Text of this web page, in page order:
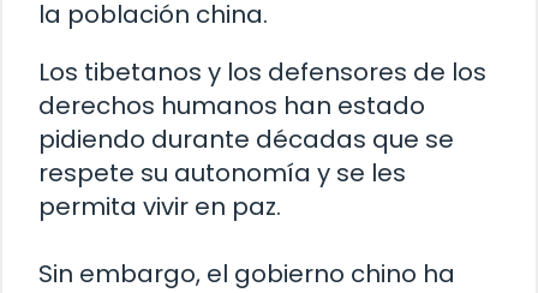
la población china.
Los tibetanos y los defensores de los
derechos humanos han estado
pidiendo durante décadas que se
respete su autonomía y se les
permita vivir en paz.
Sin embargo, el gobierno chino ha